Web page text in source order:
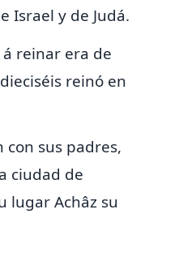
Israel y de Judá.
reinar era de
reinó en
con sus padres,
ciudad de
lugar Achâz su